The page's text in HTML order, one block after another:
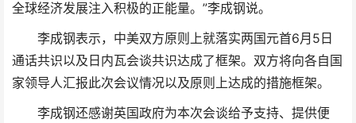
全球经济发展注入积极的正能量。”李成钢说。
李成钢表示，中美双方原则上就落实两国元首6月5日
通话共识以及日内瓦会谈共识达成了框架。双方将向各自国
家领导人汇报此次会议情况以及原则上达成的措施框架。
李成钢还感谢英国政府为本次会谈给予支持、提供便